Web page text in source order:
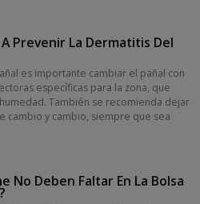
Prevenir La Dermatitis Del
es importante cambiar el pañal con
específicas para la zona, que
También se recomienda dejar
cambio y cambio, siempre que sea
No Deben Faltar En La Bolsa